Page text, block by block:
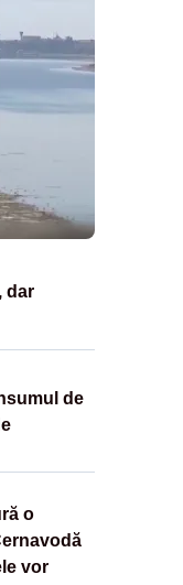
dar
de
o
vor